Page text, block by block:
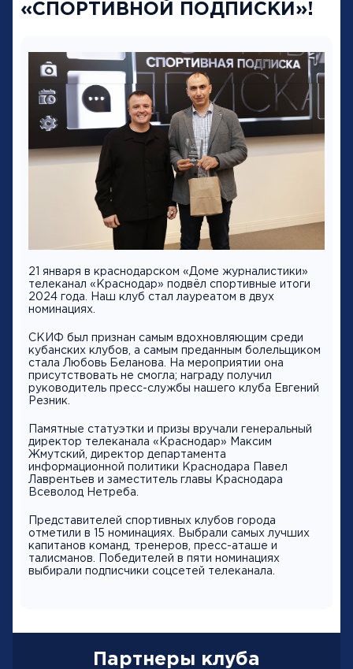
«СПОРТИВНОЙ ПОДПИСКИ»!
21 января в краснодарском «Доме журналистики»
телеканал «Краснодар» подвёл спортивные итоги
2024 года. Наш клуб стал лауреатом в двух
номинациях.
СКИФ был признан самым вдохновляющим среди
кубанских клубов, а самым преданным болельщиком
стала Любовь Беланова. На мероприятии она
присутствовать не смогла; награду получил
руководитель пресс-службы нашего клуба Евгений
Резник.
Памятные статуэтки и призы вручали генеральный
директор телеканала «Краснодар» Максим
Жмутский, директор департамента
информационной политики Краснодара Павел
Лаврентьев и заместитель главы Краснодара
Всеволод Нетреба.
Представителей спортивных клубов города
отметили в 15 номинациях. Выбрали самых лучших
капитанов команд, тренеров, пресс-аташе и
талисманов. Победителей в пяти номинациях
выбирали подписчики соцсетей телеканала.
Партнеры клуба